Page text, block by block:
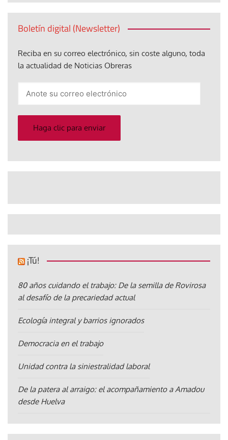
Boletín digital (Newsletter)
Reciba en su correo electrónico, sin coste alguno, toda
la actualidad de Noticias Obreras
electrónico
Haga clic para enviar
¡Tú!
80 años cuidando el trabajo: De la semilla de Rovirosa
al desafío de la precariedad actual
Ecología integral y barrios ignorados
Democracia en el trabajo
Unidad contra la siniestralidad laboral
De la patera al arraigo: el acompañamiento a Amadou
desde Huelva